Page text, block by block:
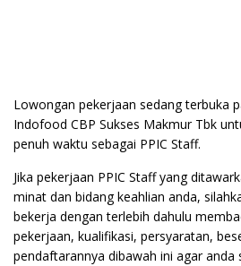
Lowongan pekerjaan sedang terbuka
Indofood CBP Sukses Makmur Tbk
penuh waktu sebagai PPIC Staff.
Jika pekerjaan PPIC Staff yang
minat dan bidang keahlian anda,
bekerja dengan terlebih dahulu
pekerjaan, kualifikasi, persyaratan,
pendaftarannya dibawah ini agar anda